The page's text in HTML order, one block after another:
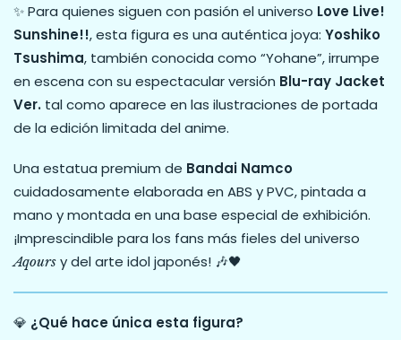
✨ Para quienes siguen con pasión el universo Love Live!
Sunshine!!, esta figura es una auténtica joya: Yoshiko
Tsushima, también conocida como “Yohane”, irrumpe
en escena con su espectacular versión Blu-ray Jacket
Ver. tal como aparece en las ilustraciones de portada
de la edición limitada del anime.
Una estatua premium de Bandai Namco
cuidadosamente elaborada en ABS y PVC, pintada a
mano y montada en una base especial de exhibición.
¡Imprescindible para los fans más fieles del universo
Aqours y del arte idol japonés! 🎶🖤
💎 ¿Qué hace única esta figura?